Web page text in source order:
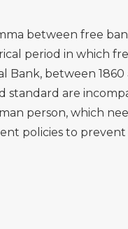
between free
period in which
Bank, between
standard are
person, which
policies to prevent